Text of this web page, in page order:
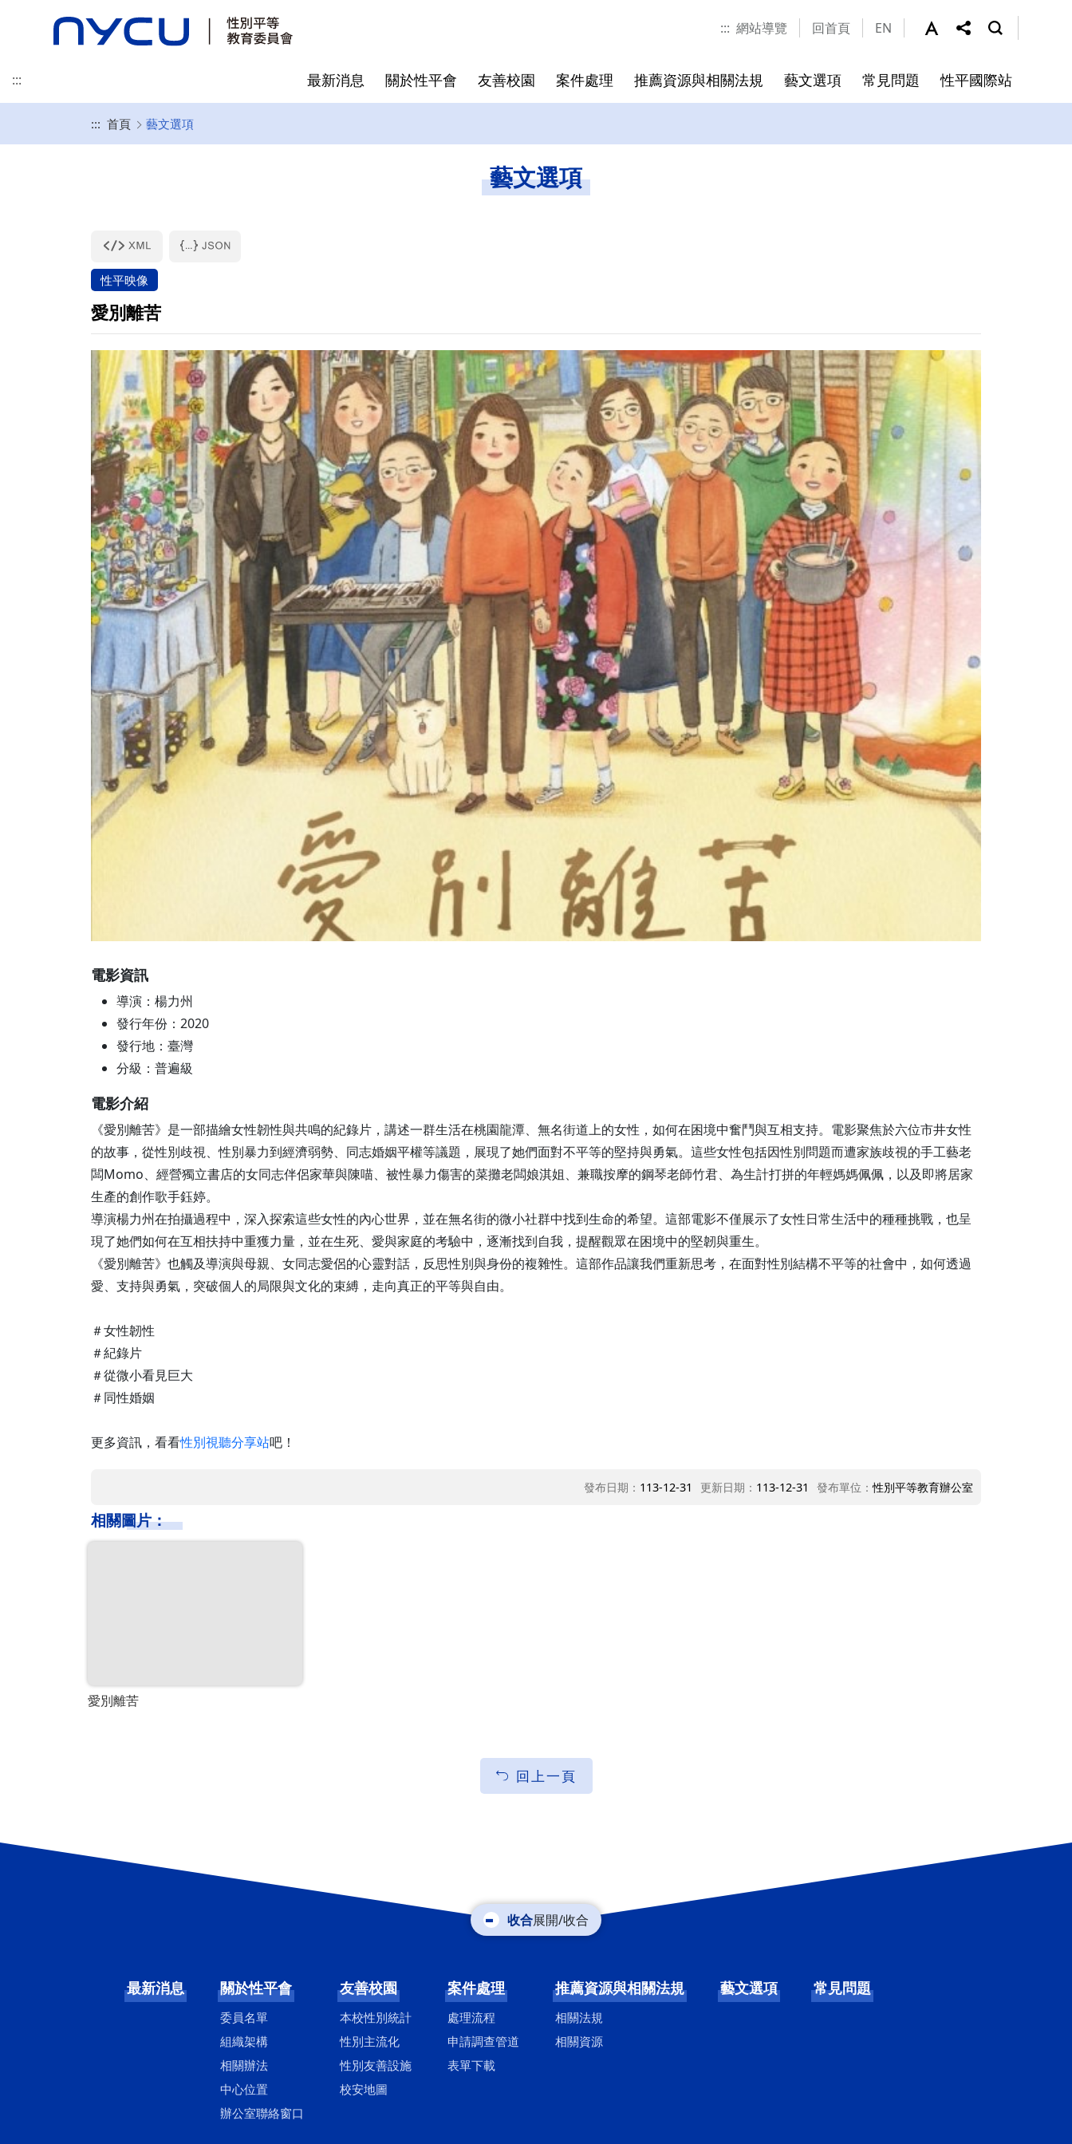
::: 網站導覽 回首頁 EN
::: 最新消息 關於性平會 友善校園
本校性別統計
案件處理 推薦資源與相關法規 藝文選項 常見問題 性平國際站
::: 首頁 藝文選項
藝文選項
性平映像
愛別離苦
電影資訊
導演：楊力州
發行年份：2020
發行地：臺灣
分級：普遍級
電影介紹
《愛別離苦》是一部描繪女性韌性與共鳴的紀錄片，講述一群生活在桃園龍潭、無名街道上的女性，如何在困境中奮鬥與互相支持。電影聚焦於六位市井女性
的故事，從性別歧視、性別暴力到經濟弱勢、同志婚姻平權等議題，展現了她們面對不平等的堅持與勇氣。這些女性包括因性別問題而遭家族歧視的手工藝老
闆Momo、經營獨立書店的女同志伴侶家華與陳喵、被性暴力傷害的菜攤老闆娘淇姐、兼職按摩的鋼琴老師竹君、為生計打拼的年輕媽媽佩佩，以及即將居家
生產的創作歌手鈺婷。
導演楊力州在拍攝過程中，深入探索這些女性的內心世界，並在無名街的微小社群中找到生命的希望。這部電影不僅展示了女性日常生活中的種種挑戰，也呈
現了她們如何在互相扶持中重獲力量，並在生死、愛與家庭的考驗中，逐漸找到自我，提醒觀眾在困境中的堅韌與重生。
《愛別離苦》也觸及導演與母親、女同志愛侶的心靈對話，反思性別與身份的複雜性。這部作品讓我們重新思考，在面對性別結構不平等的社會中，如何透過
愛、支持與勇氣，突破個人的局限與文化的束縛，走向真正的平等與自由。
＃女性韌性
＃紀錄片
＃從微小看見巨大
＃同性婚姻
更多資訊，看看性別視聽分享站吧！
發布日期： 113-12-31 更新日期： 113-12-31 發布單位：性別平等教育辦公室
相關圖片：
愛別離苦
回上一頁
展開/收合
最新消息 關於性平會
委員名單
組織架構
相關辦法
中心位置
辦公室聯絡窗口
友善校園
本校性別統計
性別主流化
性別友善設施
校安地圖
案件處理
處理流程
申請調查管道
表單下載
推薦資源與相關法規
相關法規
相關資源
藝文選項 常見問題